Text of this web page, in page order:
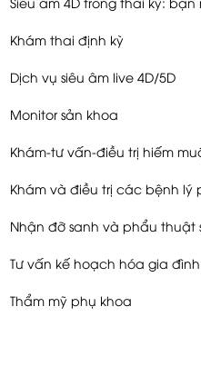
Khám thai định kỳ
Dịch vụ siêu âm live 4D/5D
Monitor sản khoa
Khám-tư vấn-điều trị hiếm
Khám và điều trị các bệnh lý
Nhận đỡ sanh và phẩu thuật
Tư vấn kế hoạch hóa gia đình
Thẩm mỹ phụ khoa